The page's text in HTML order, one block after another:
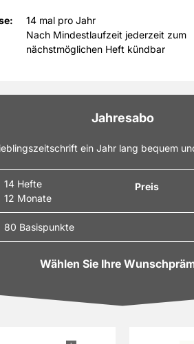
Lesen Sie exklusive Berichte mit
Sie Ihr Wissen auf anspruchsvolle
14 mal pro Jahr
Nach Mindestlaufzeit jederzeit zum
nächstmöglichen Heft kündbar
Jahresabo
ein Jahr lang bequem
14 Hefte
12 Monate
Preis
80 Basispunkte
Wählen Sie Ihre